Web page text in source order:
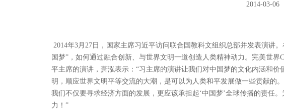
2014-03-06
2014年3月27日，国家主席习近平访问联合国教科文组织总部并发表演讲
国梦”，如何通过融合创新、与世界文明一道创造人类精神动力。完美世
平主席的演讲，萧泓表示：“习主席的演讲让我们对中国梦的文化内涵和
明，顺应世界文明平等交流的大潮，是可以为人类和平发展做一些贡献的
我们不仅要寻求经济方面的发展，更应该承担起‘中国梦’全球传播的责任
力！”